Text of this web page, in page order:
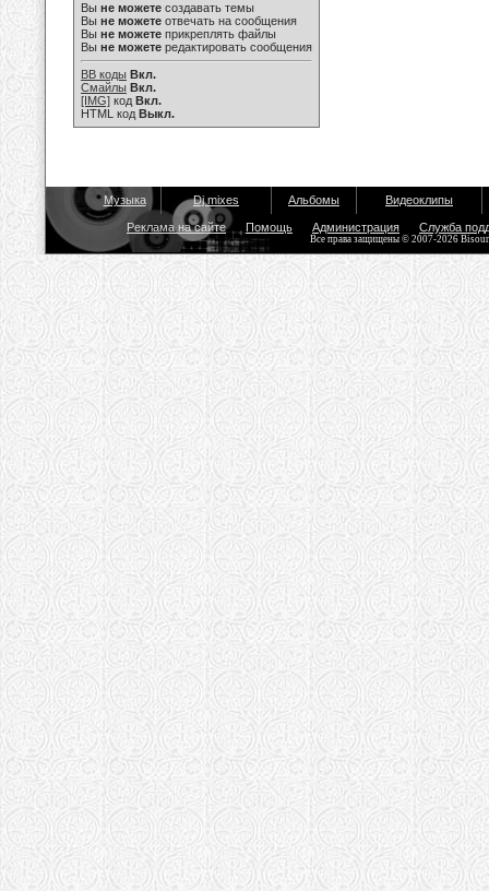
Вы не можете создавать темы
Вы не можете отвечать на сообщения
Вы не можете прикреплять файлы
Вы не можете редактировать сообщения
BB коды Вкл.
Смайлы Вкл.
[IMG] код Вкл.
HTML код Выкл.
Музыка Dj mixes Альбомы Видеоклипы
Реклама на сайте Помощь Администрация Служба
Все права защищены © 2007-2026